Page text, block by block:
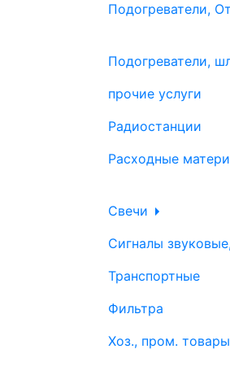
Подогреватели,
Подогреватели,
прочие услуги
Радиостанции
Расходные
Свечи
Сигналы
Транспортные
Фильтра
Хоз., пром.